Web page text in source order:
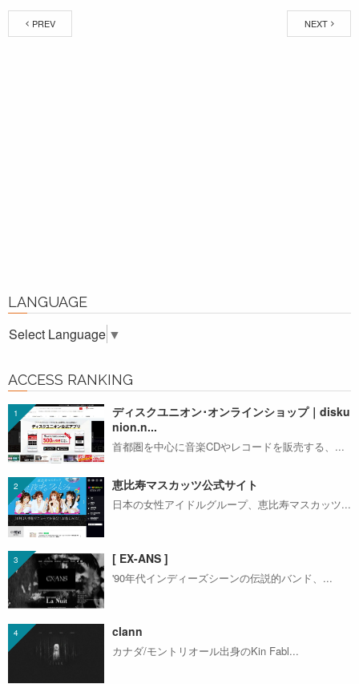
PREV NEXT
LANGUAGE
Select Language ▼
ACCESS RANKING
ディスクユニオン･オンラインショップ｜disku
nion.n...
首都圏を中心に音楽CDやレコードを販売する、...
恵比寿マスカッツ公式サイト
日本の女性アイドルグループ、恵比寿マスカッツ...
[ EX-ANS ]
'90年代インディーズシーンの伝説的バンド、...
clann
カナダ/モントリオール出身のKin Fabl...